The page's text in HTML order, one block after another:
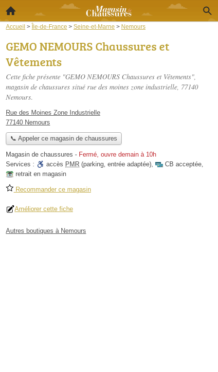
Accueil > Île-de-France > Seine-et-Marne > Nemours
GEMO NEMOURS Chaussures et
Vêtements
Cette fiche présente "GEMO NEMOURS Chaussures et Vêtements",
magasin de chaussures situé rue des moines zone industrielle, 77140
Nemours.
Rue des Moines Zone Industrielle
77140 Nemours
📞 Appeler ce magasin de chaussures
Magasin de chaussures - Fermé, ouvre demain à 10h
Services :
accès PMR (parking, entrée adaptée), CB acceptée,
retrait en magasin
Recommander ce magasin
Améliorer cette fiche
Autres boutiques à Nemours